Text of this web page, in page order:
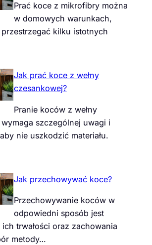
Prać koce z mikrofibry można
w domowych warunkach,
kilku istotnych
Jak prać koce z wełny
czesankowej?
Pranie koców z wełny
szczególnej uwagi i
nie uszkodzić materiału.
Jak przechowywać koce?
Przechowywanie koców w
odpowiedni sposób jest
trwałości oraz zachowania
metody…